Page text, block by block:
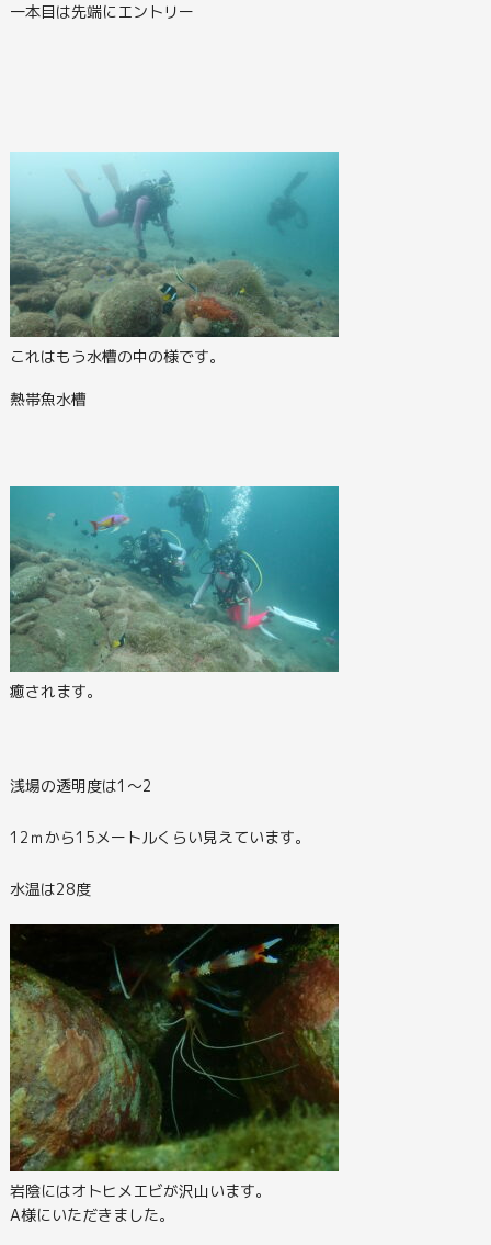
一本目は先端にエントリー
これはもう水槽の中の様です。
熱帯魚水槽
癒されます。
浅場の透明度は1～2
12ｍから15メートルくらい見えています。
水温は28度
岩陰にはオトヒメエビが沢山います。
A様にいただきました。